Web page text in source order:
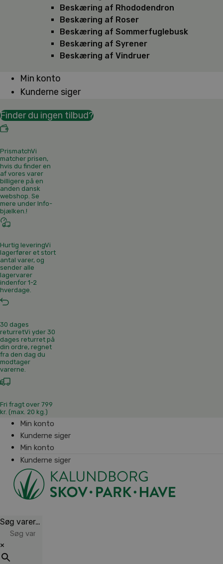
Beskæring af Rhododendron
Beskæring af Roser
Beskæring af Sommerfuglebusk
Beskæring af Syrener
Beskæring af Vindruer
Min konto
Kunderne siger
Finder du ingen tilbud?
PrismatchVi
matcher prisen,
hvis du finder en
af vores varer
billigere på en
anden dansk
webshop. Se
mere under Info-
bjælken.!
Hurtig leveringVi
lagerfører et stort
antal varer, og
sender alle
lagervarer
indenfor 1-2
hverdage.
30 dages
returretVi yder 30
dages returret på
din ordre, regnet
fra den dag du
modtager
varerne.
Fri fragt over 799
kr. (max. 20 kg.)
Min konto
Kunderne siger
Min konto
Kunderne siger
Søg varer…
×